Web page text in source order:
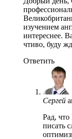
изучением
интереснее.
чтиво, буду
Ответить
Сергей
Рад, что
писать